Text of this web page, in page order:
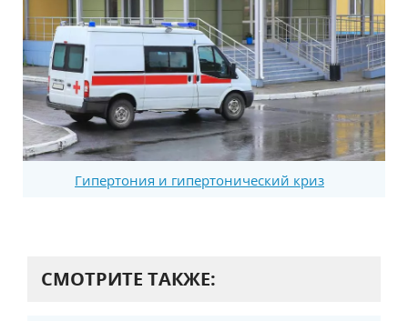
Гипертония и гипертонический криз
СМОТРИТЕ ТАКЖЕ: